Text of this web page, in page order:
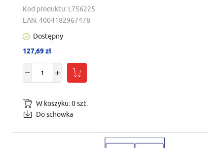
Kod produktu: L756225
EAN:4004182967478
Dostępny
127,69 zł
W koszyku:0szt.
Do schowka